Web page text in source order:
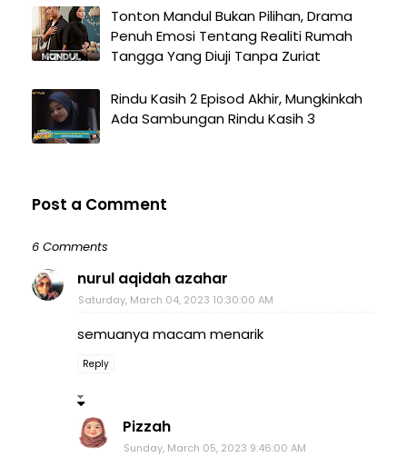
Tonton Mandul Bukan Pilihan, Drama
Penuh Emosi Tentang Realiti Rumah
Tangga Yang Diuji Tanpa Zuriat
Rindu Kasih 2 Episod Akhir, Mungkinkah
Ada Sambungan Rindu Kasih 3
Post a Comment
6 Comments
nurul aqidah azahar
Saturday, March 04, 2023 10:30:00 AM
semuanya macam menarik
Reply
Pizzah
Sunday, March 05, 2023 9:46:00 AM